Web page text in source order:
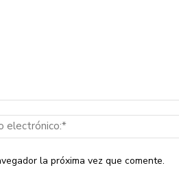
la próxima vez que comente.